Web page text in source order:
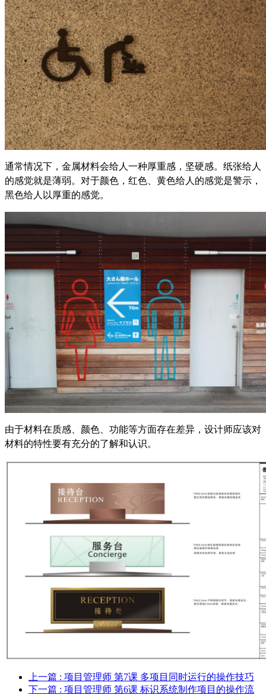
通常情况下，金属材料会给人一种厚重感，坚硬感。纸张给人
的感觉就是薄弱。对于颜色，红色、黄色给人的感觉是警示，
黑色给人以厚重的感觉。
由于材料在质感、颜色、功能等方面存在差异，设计师应该对
材料的特性要有充分的了解和认识。
上一篇 : 项目管理师 第7课 多项目同时运行的操作技巧
下一篇 : 项目管理师 第6课 标识系统制作项目的操作流